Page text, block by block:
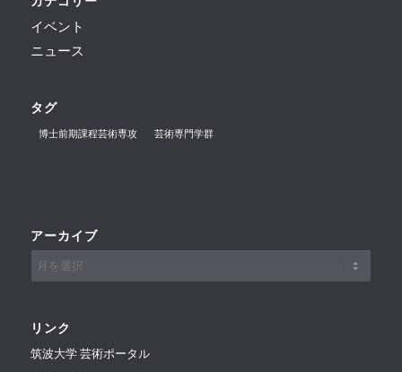
イベント
ニュース
タグ
博士前期課程芸術専攻 芸術専門学群
アーカイブ
リンク
筑波大学 芸術ポータル